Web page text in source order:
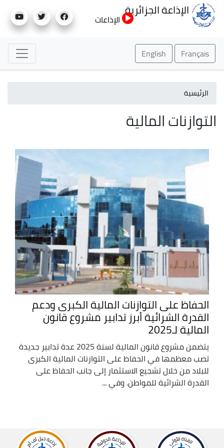
إلى
الإذاعة الجزائرية
الإذاعات
Français
English
الرئيسية
التوازنات المالية
الحفاظ على التوازنات المالية الكبرى ودعم
القدرة الشرائية أبرز تدابير مشروع قانون
المالية لـ2025
يتضمن مشروع قانون المالية لسنة 2025 عدة تدابير جديدة
تصب معظمها في الحفاظ على التوازنات المالية الكبرى
للبلاد من خلال تشجيع الاستثمار إلى جانب الحفاظ على
القدرة الشرائية للمواطن. وفي ...